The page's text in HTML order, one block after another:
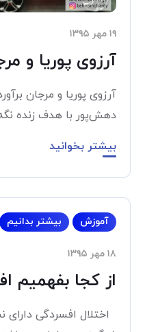
۱۹ مهر ۱۳۹۵
آرزوی پوریا و
آرزوی پوریا و مرجان
دهش‌پور با هدف زنده
بیشتر بخوانید
آموزش بیشتر بدانیم
۱۸ مهر ۱۳۹۵
از کجا بفهمیم
اختلال افسردگی دارای